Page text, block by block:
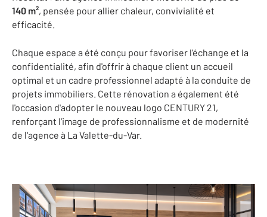
140 m², pensée pour allier chaleur, convivialité et
efficacité.
Chaque espace a été conçu pour favoriser l'échange et la
confidentialité, afin d'offrir à chaque client un accueil
optimal et un cadre professionnel adapté à la conduite de
projets immobiliers. Cette rénovation a également été
l'occasion d'adopter le nouveau logo CENTURY 21,
renforçant l'image de professionnalisme et de modernité
de l'agence à La Valette-du-Var.